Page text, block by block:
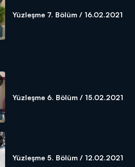
Yüzleşme 7. Bölüm / 16.02.2021
Yüzleşme 6. Bölüm / 15.02.2021
Yüzleşme 5. Bölüm / 12.02.2021